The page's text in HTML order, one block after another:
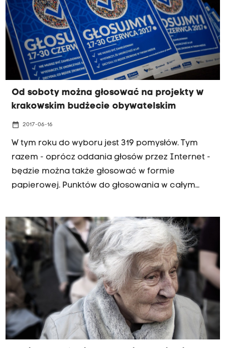
Od soboty można głosować na projekty w
krakowskim budżecie obywatelskim
date_range 2017-06-16
W tym roku do wyboru jest 319 pomysłów. Tym
razem - oprócz oddania głosów przez Internet -
będzie można także głosować w formie
papierowej. Punktów do głosowania w całym